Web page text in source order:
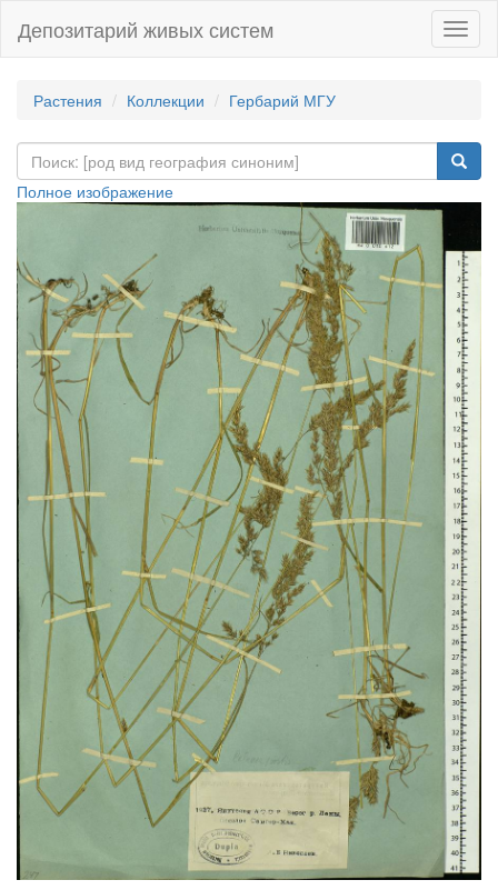
Депозитарий живых систем
Растения Коллекции Гербарий МГУ
Полное изображение